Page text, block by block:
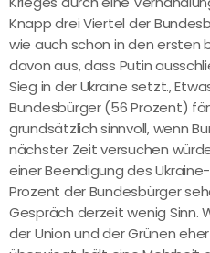
Knapp drei Viertel der
wie auch schon in den ersten
davon aus, dass Putin
Sieg in der Ukraine setzt.,
Bundesbürger (56 Prozent)
grundsätzlich sinnvoll, wenn
nächster Zeit versuchen
einer Beendigung des
Prozent der Bundesbürger
Gespräch derzeit wenig Sinn.
der Union und der Grünen